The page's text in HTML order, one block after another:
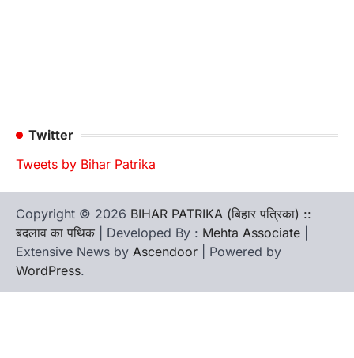
Twitter
Tweets by Bihar Patrika
Copyright © 2026 BIHAR PATRIKA (बिहार पत्रिका) ::
बदलाव का पथिक | Developed By : Mehta Associate
Extensive News by Ascendoor | Powered by
WordPress.